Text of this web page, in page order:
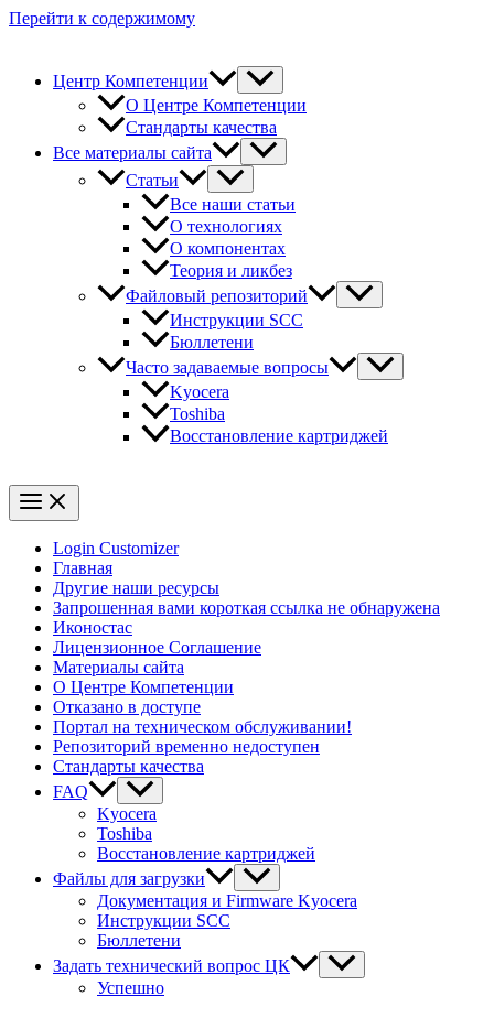
Перейти к содержимому
Центр Компетенции
О Центре Компетенции
Стандарты качества
Все материалы сайта
Статьи
Все наши статьи
О технологиях
О компонентах
Теория и ликбез
Файловый репозиторий
Инструкции SCC
Бюллетени
Часто задаваемые вопросы
Kyocera
Toshiba
Восстановление картриджей
Login Customizer
Главная
Другие наши ресурсы
Запрошенная вами короткая ссылка не обнаружена
Иконостас
Лицензионное Соглашение
Материалы сайта
О Центре Компетенции
Отказано в доступе
Портал на техническом обслуживании!
Репозиторий временно недоступен
Стандарты качества
FAQ
Kyocera
Toshiba
Восстановление картриджей
Файлы для загрузки
Документация и Firmware Kyocera
Инструкции SCC
Бюллетени
Задать технический вопрос ЦК
Успешно